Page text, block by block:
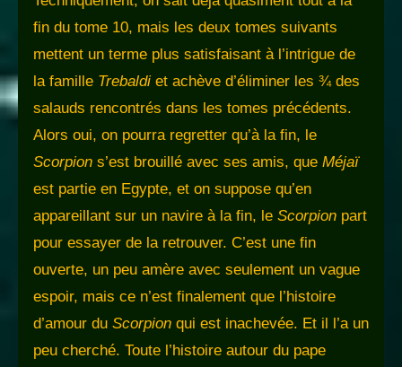
fin du tome 10, mais les deux tomes suivants
mettent un terme plus satisfaisant à l’intrigue de
la famille Trebaldi et achève d’éliminer les ¾ des
salauds rencontrés dans les tomes précédents.
Alors oui, on pourra regretter qu’à la fin, le
Scorpion s’est brouillé avec ses amis, que Méjaï
est partie en Egypte, et on suppose qu’en
appareillant sur un navire à la fin, le Scorpion part
pour essayer de la retrouver. C’est une fin
ouverte, un peu amère avec seulement un vague
espoir, mais ce n’est finalement que l’histoire
d’amour du Scorpion qui est inachevée. Et il l’a un
peu cherché. Toute l’histoire autour du pape